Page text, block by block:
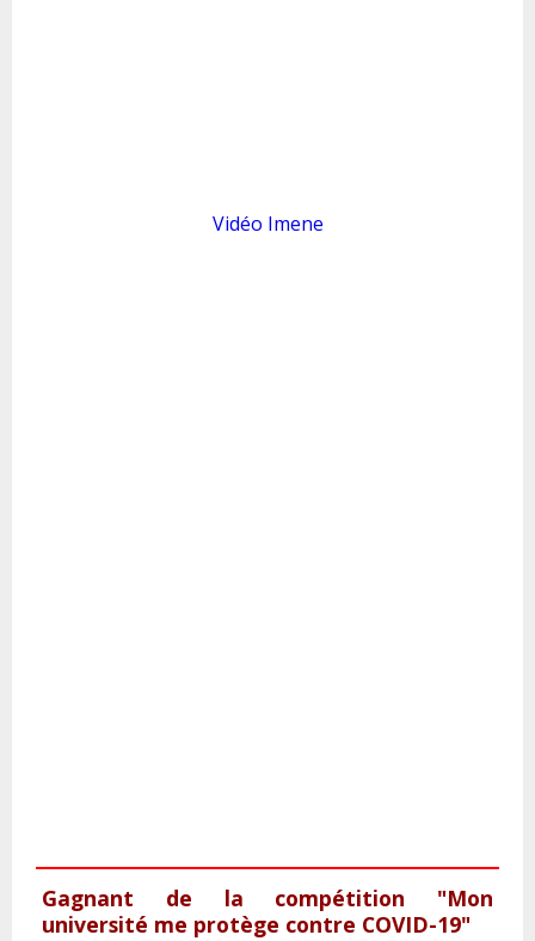
Vidéo Imene
Gagnant de la compétition "Mon
université me protège contre COVID-19"